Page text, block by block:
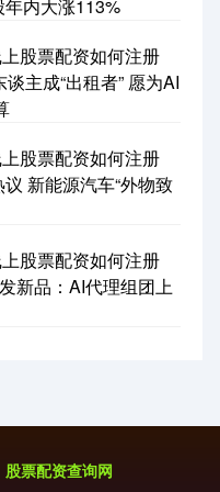
内大涨113%
股票配资如何注册
主成“出租者” 愿为AI
股票配资如何注册
新能源汽车“外物致
股票配资如何注册
新品：AI代理组团上
股票配资查询网